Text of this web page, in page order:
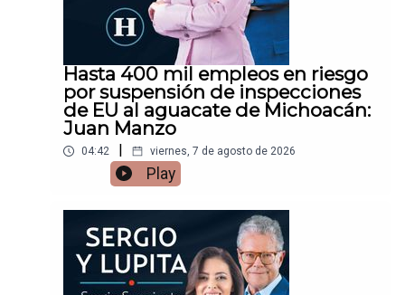
Hasta 400 mil empleos en riesgo
por suspensión de inspecciones
de EU al aguacate de Michoacán:
Juan Manzo
04:42 viernes, 7 de agosto de 2026
Play